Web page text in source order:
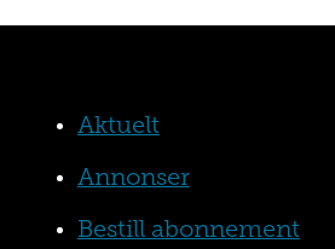
Aktuelt
Annonser
Bestill abonnement